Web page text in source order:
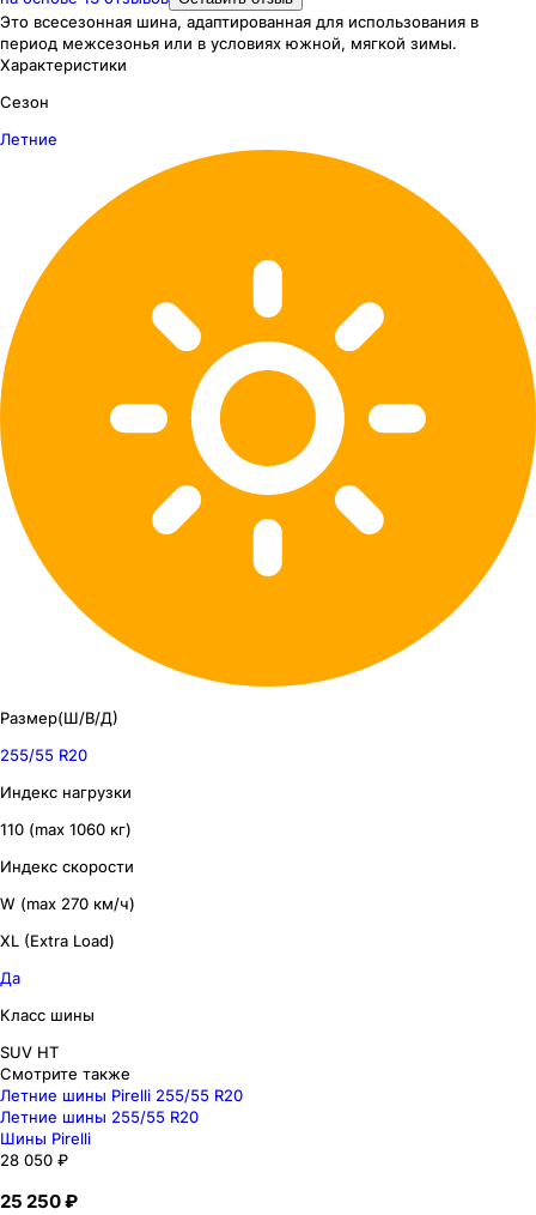
Это всесезонная шина, адаптированная для использования в
период межсезонья или в условиях южной, мягкой зимы.
Характеристики
Сезон
Летние
Размер(Ш/В/Д)
255/55 R20
Индекс нагрузки
110 (max 1060 кг)
Индекс скорости
W (max 270 км/ч)
XL (Extra Load)
Да
Класс шины
SUV HT
Смотрите также
Летние шины Pirelli 255/55 R20
Летние шины 255/55 R20
Шины Pirelli
28 050 ₽
25 250 ₽